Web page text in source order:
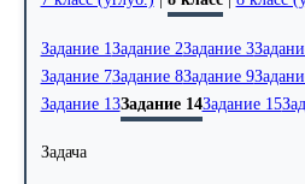
Задание 1Задание 2Задание 3
Задание 7Задание 8Задание 9
Задание 13Задание 14Задание 15
Задача